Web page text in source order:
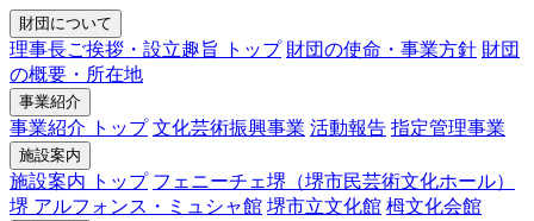
財団について
理事長ご挨拶・設立趣旨 トップ 財団の使命・事業方針 財団
の概要・所在地
事業紹介
事業紹介 トップ 文化芸術振興事業 活動報告 指定管理事業
施設案内
施設案内 トップ フェニーチェ堺（堺市民芸術文化ホール）
堺 アルフォンス・ミュシャ館 堺市立文化館 栂文化会館